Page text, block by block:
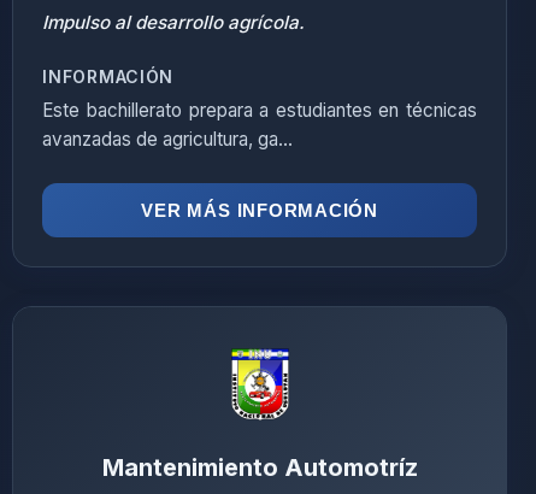
Impulso al desarrollo agrícola.
INFORMACIÓN
Este bachillerato prepara a estudiantes en técnicas
avanzadas de agricultura, ga...
VER MÁS INFORMACIÓN
Mantenimiento Automotríz